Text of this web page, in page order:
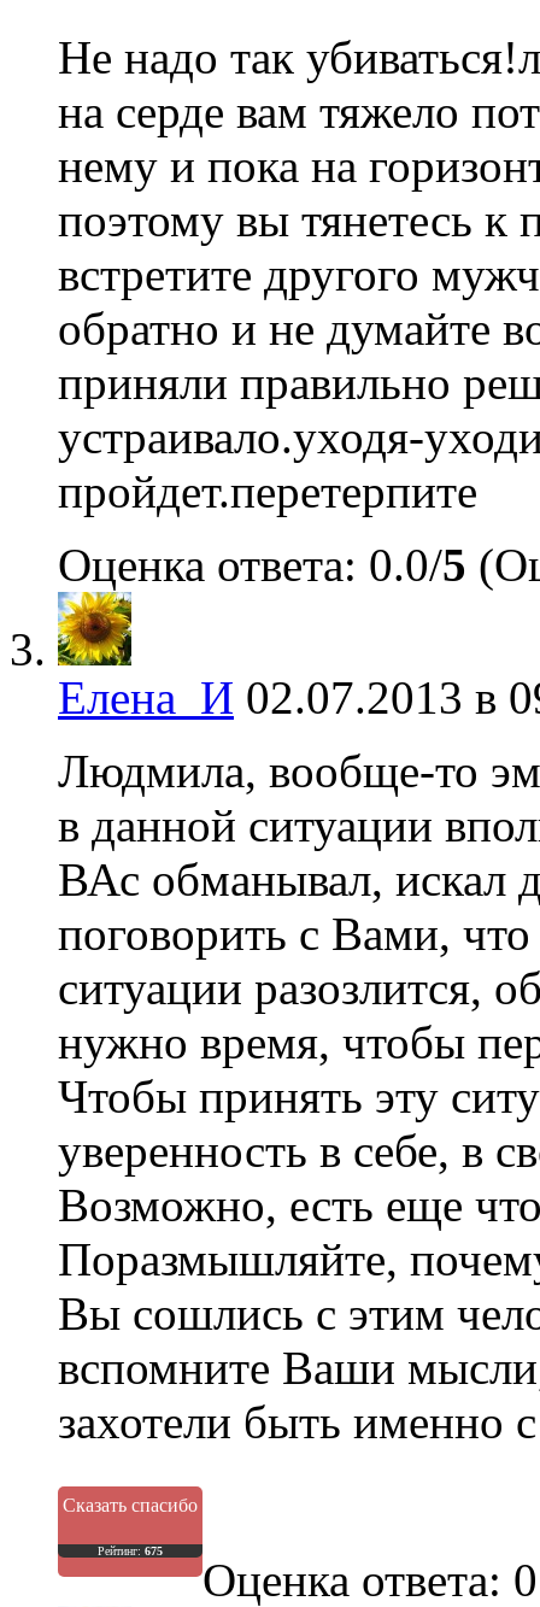
Не надо так
на серде вам тяжело
нему и пока на
поэтому вы тянетесь
встретите другого
обратно и не думайте
приняли правильно
устраивало.уходя-
пройдет.перетерпите
Оценка ответа: 0.0/5
Елена_И 02.07.2013 в
Людмила, вообще-то
в данной ситуации
ВАс обманывал, искал
поговорить с Вами,
ситуации разозлится,
нужно время, чтобы
Чтобы принять эту
уверенность в себе, в
Возможно, есть еще
Поразмышляйте,
Вы сошлись с этим
вспомните Ваши
захотели быть именно
Сказать спасибо
Рейтинг: 675
Оценка ответа: